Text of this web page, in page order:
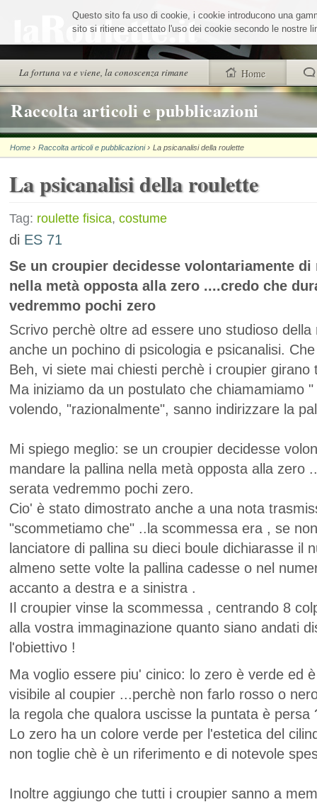
alla
navigazioneLa fortuna va e viene, la conoscenza rimane Home
trovi anche
Chi siamo
Wheel Quiz
Men vs Wheel
Raccolta articoli e pubblicazioni
Questo sito fa uso di cookie, i cookie introducono una
sito si ritiene accettato l'uso dei cookie secondo le nostre
Home ›Raccolta articoli e pubblicazioni ›La psicanalisi della roulette
La psicanalisi della roulette
Tag: roulette fisica, costume
di ES 71
Se un croupier decidesse volontariamente di
nella metà opposta alla zero ....credo che
vedremmo pochi zero
Scrivo perchè oltre ad essere uno studioso
anche un pochino di psicologia e psicanalisi.
Beh, vi siete mai chiesti perchè i croupier girano
Ma iniziamo da un postulato che chiamamiamo
volendo, "razionalmente", sanno indirizzare la
Mi spiego meglio: se un croupier decidesse
mandare la pallina nella metà opposta alla zero
serata vedremmo pochi zero.
Cio' è stato dimostrato anche a una nota
"scommetiamo che" ..la scommessa era , se
lanciatore di pallina su dieci boule dichiarasse il
almeno sette volte la pallina cadesse o nel
accanto a destra e a sinistra .
Il croupier vinse la scommessa , centrando 8
alla vostra immaginazione quanto siano andati
l'obiettivo !
Ma voglio essere piu' cinico: lo zero è verde ed
visibile al coupier ...perchè non farlo rosso o
la regola che qualora uscisse la puntata è persa
Lo zero ha un colore verde per l'estetica del
non toglie chè è un riferimento e di notevole
Inoltre aggiungo che tutti i croupier sanno a